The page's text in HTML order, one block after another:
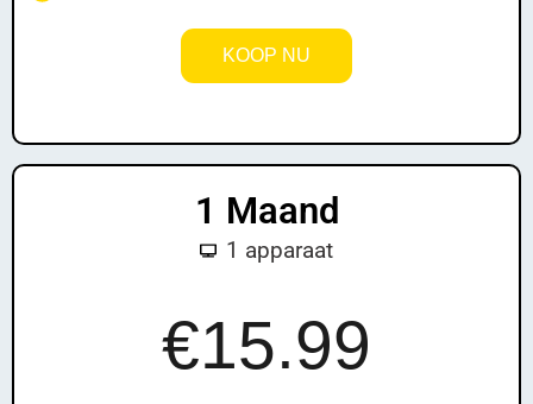
KOOP NU
1 Maand
1 apparaat
€15.99